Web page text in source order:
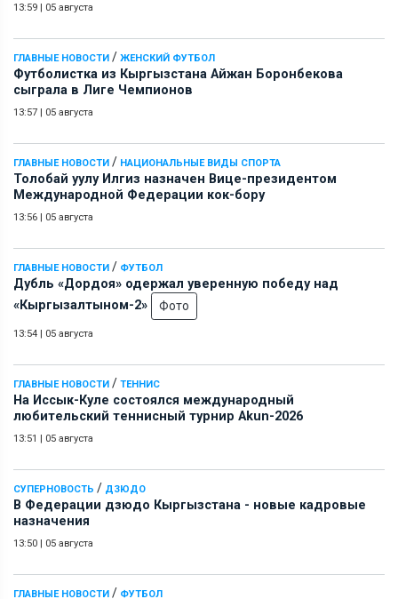
13:59 | 05 августа
ГЛАВНЫЕ НОВОСТИ / ЖЕНСКИЙ ФУТБОЛ
Футболистка из Кыргызстана Айжан Боронбекова
сыграла в Лиге Чемпионов
13:57 | 05 августа
ГЛАВНЫЕ НОВОСТИ / НАЦИОНАЛЬНЫЕ ВИДЫ СПОРТА
Толобай уулу Илгиз назначен Вице-президентом
Международной Федерации кок-бору
13:56 | 05 августа
ГЛАВНЫЕ НОВОСТИ / ФУТБОЛ
Дубль «Дордоя» одержал уверенную победу над
«Кыргызалтыном-2»
Фото
13:54 | 05 августа
ГЛАВНЫЕ НОВОСТИ / ТЕННИС
На Иссык-Куле состоялся международный
любительский теннисный турнир Akun-2026
13:51 | 05 августа
СУПЕРНОВОСТЬ / ДЗЮДО
В Федерации дзюдо Кыргызстана - новые кадровые
назначения
13:50 | 05 августа
ГЛАВНЫЕ НОВОСТИ / ФУТБОЛ